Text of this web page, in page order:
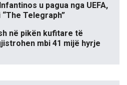
u pagua nga UEFA,
Telegraph”
në pikën kufitare të
mbi 41 mijë hyrje